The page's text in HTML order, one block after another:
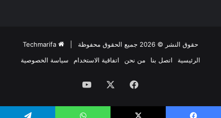
حقوق النشر © 2026 جميع الحقوق محفوظة |
Techmarifa
الرئيسية
اتصل بنا من نحن اتفاقية الاستخدام سياسة الخصوصية
فيسبوك ‫YouTube